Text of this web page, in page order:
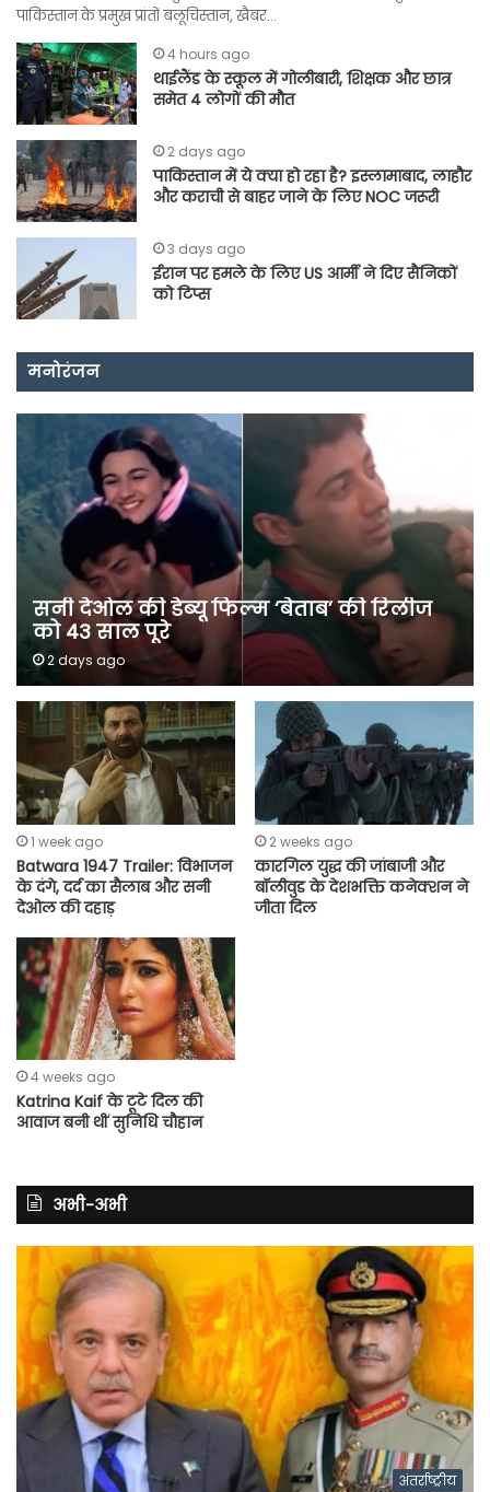
पाकिस्तान के प्रमुख प्रांतों बलूचिस्तान, खैबर…
4 hours ago
थाईलैंड के स्कूल में गोलीबारी, शिक्षक और छात्र
समेत 4 लोगों की मौत
2 days ago
पाकिस्तान में ये क्या हो रहा है? इस्लामाबाद, लाहौर
और कराची से बाहर जाने के लिए NOC जरूरी
3 days ago
ईरान पर हमले के लिए US आर्मी ने दिए सैनिकों
को टिप्स
मनोरंजन
सनी देओल की डेब्यू फिल्म ‘बेताब’ की रिलीज
को 43 साल पूरे
2 days ago
1 week ago
Batwara 1947 Trailer: विभाजन
के दंगे, दर्द का सैलाब और सनी
देओल की दहाड़
2 weeks ago
कारगिल युद्ध की जांबाजी और
बॉलीवुड के देशभक्ति कनेक्शन ने
जीता दिल
4 weeks ago
Katrina Kaif के टूटे दिल की
आवाज बनी थीं सुनिधि चौहान
अभी-अभी
अंतर्राष्ट्रीय